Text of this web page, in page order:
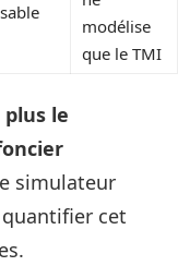
modélise
que le TMI
le
simulateur
cet